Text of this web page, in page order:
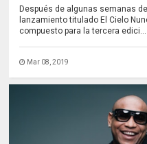
Después de algunas semanas
lanzamiento titulado El Cielo
compuesto para la tercera edici...
Mar 08, 2019